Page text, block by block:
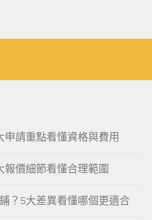
請重點看懂資格與費用
報價細節看懂合理範圍
？5大差異看懂哪個更適合